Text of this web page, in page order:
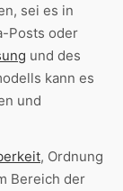
sei es in
Posts oder
und des
kann es
und
, Ordnung
Bereich der